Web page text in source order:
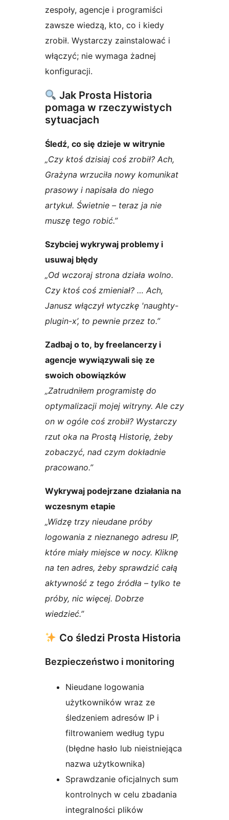
zespoły, agencje i programiści
zawsze wiedzą, kto, co i kiedy
zrobił. Wystarczy zainstalować i
włączyć; nie wymaga żadnej
konfiguracji.
Jak Prosta Historia
pomaga w rzeczywistych
sytuacjach
Śledź, co się dzieje w witrynie
„Czy ktoś dzisiaj coś zrobił? Ach,
Grażyna wrzuciła nowy komunikat
prasowy i napisała do niego
artykuł. Świetnie – teraz ja nie
muszę tego robić.”
Szybciej wykrywaj problemy i
usuwaj błędy
„Od wczoraj strona działa wolno.
Czy ktoś coś zmieniał? … Ach,
Janusz włączył wtyczkę 'naughty-
plugin-x’, to pewnie przez to.”
Zadbaj o to, by freelancerzy i
agencje wywiązywali się ze
swoich obowiązków
„Zatrudniłem programistę do
optymalizacji mojej witryny. Ale czy
on w ogóle coś zrobił? Wystarczy
rzut oka na Prostą Historię, żeby
zobaczyć, nad czym dokładnie
pracowano.”
Wykrywaj podejrzane działania na
wczesnym etapie
„Widzę trzy nieudane próby
logowania z nieznanego adresu IP,
które miały miejsce w nocy. Kliknę
na ten adres, żeby sprawdzić całą
aktywność z tego źródła – tylko te
próby, nic więcej. Dobrze
wiedzieć.”
Co śledzi Prosta Historia
Bezpieczeństwo i monitoring
Nieudane logowania
użytkowników wraz ze
śledzeniem adresów IP i
filtrowaniem według typu
(błędne hasło lub nieistniejąca
nazwa użytkownika)
Sprawdzanie oficjalnych sum
kontrolnych w celu zbadania
integralności plików